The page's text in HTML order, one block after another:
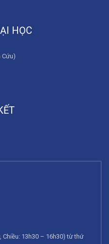
HỌC
Cứu)
Chiều: 13h30 – 16h30) từ thứ